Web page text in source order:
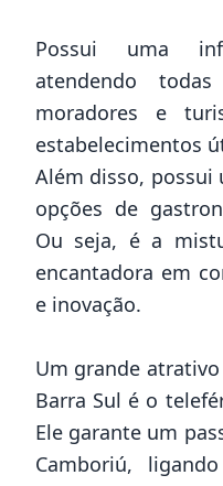
Possui uma
atendendo
moradores e
estabelecimentos
Além disso, possui
opções de
Ou seja, é a
encantadora em
e inovação.
Um grande
Barra Sul é o
Ele garante um
Camboriú,